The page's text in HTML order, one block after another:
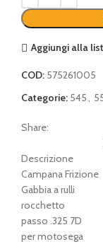
Aggiungi alla
COD: 575261005
Categorie: 545
Share:
Descrizione
Campana Frizione
Gabbia a rulli
rocchetto
passo .325 7D
per motosega